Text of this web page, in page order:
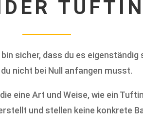
sicher, dass du es
nicht bei Null anfangen musst.
eine Art und Weise, wie ein
und stellen keine konkrete